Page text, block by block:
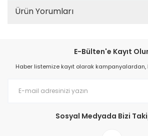
Ürün Yorumları
E-Bülten'e Kayıt
Haber listemize kayıt olarak
Sosyal Medyada Bizi